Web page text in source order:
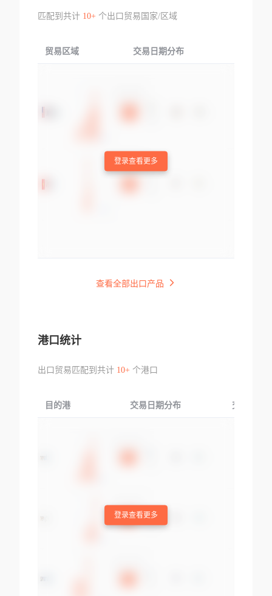
匹配到共计 10+个出口贸易国家/区域
贸易区域 交易日期分布
登录查看更多
查看全部出口产品
港口统计
出口贸易匹配到共计 10+个港口
目的港 交易日期分布 交易产品
登录查看更多